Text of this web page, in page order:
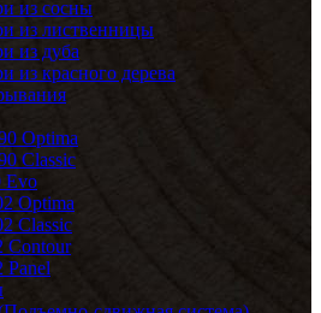
из сосны
из лиственницы
из дуба
из красного дерева
Optima
Classic
Evo
Optima
Classic
Contour
Panel